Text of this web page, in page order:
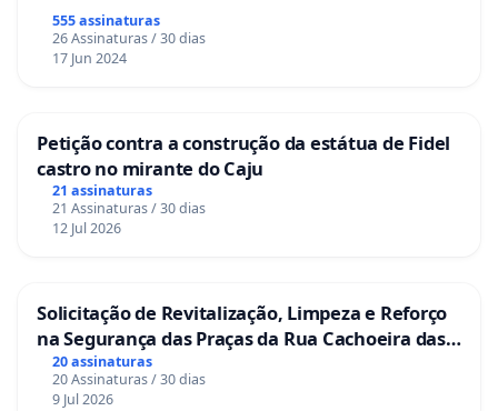
555 assinaturas
26 Assinaturas / 30 dias
17 Jun 2024
Petição contra a construção da estátua de Fidel
castro no mirante do Caju
21 assinaturas
21 Assinaturas / 30 dias
12 Jul 2026
Solicitação de Revitalização, Limpeza e Reforço
na Segurança das Praças da Rua Cachoeira das
Sete Ilhas
20 assinaturas
20 Assinaturas / 30 dias
9 Jul 2026